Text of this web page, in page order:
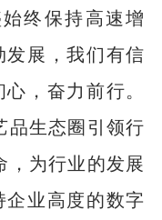
终保持高速增
展，我们有信
，奋力前行。
品生态圈引领行
，为行业的发展
业高度的数字